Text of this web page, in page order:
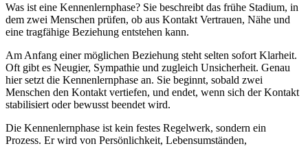
Was ist eine Kennenlernphase? Sie beschreibt das frühe Stadium, in
dem zwei Menschen prüfen, ob aus Kontakt Vertrauen, Nähe und
eine tragfähige Beziehung entstehen kann.
Am Anfang einer möglichen Beziehung steht selten sofort Klarheit.
Oft gibt es Neugier, Sympathie und zugleich Unsicherheit. Genau
hier setzt die Kennenlernphase an. Sie beginnt, sobald zwei
Menschen den Kontakt vertiefen, und endet, wenn sich der Kontakt
stabilisiert oder bewusst beendet wird.
Die Kennenlernphase ist kein festes Regelwerk, sondern ein
Prozess. Er wird von Persönlichkeit, Lebensumständen,